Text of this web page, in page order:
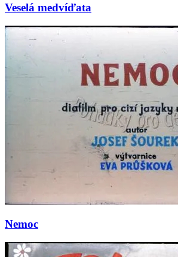
Veselá medvíďata
Nemoc